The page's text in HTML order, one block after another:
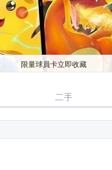
限量球員卡立即收藏
二手